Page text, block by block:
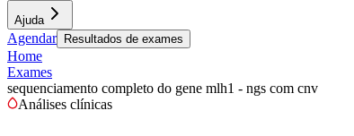
Ajuda
Agendar Resultados de exames
Home
Exames
sequenciamento completo do gene mlh1 - ngs com cnv
Análises clínicas